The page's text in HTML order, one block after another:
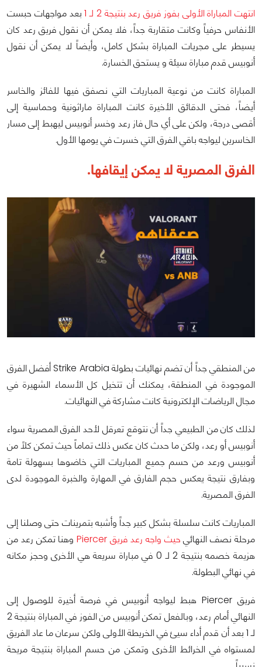
انتهت المباراة الأولى بفوز فريق رعد بنتيجة 2 لـ 1
بعد مواجهات حبست
الأنفاس حرفياً وكانت متقاربة جداً، فلا يمكن أن نقول فريق رعد كان
يسيطر على مجريات المباراة بشكل كامل، وأيضاً لا يمكن أن نقول
أنوبيس قدم مباراة سيئة و يستحق الخسارة.
المباراة كانت من نوعية المباريات التي نصفق فيها للفائز والخاسر
أيضاً، فحتى الدقائق الأخيرة كانت المباراة ماراثونية وحماسية إلى
أقصى درجة، ولكن على أي حال فاز رعد وخسر أنوبيس ليهبط إلى مسار
الخاسرين ليواجه باقي الفرق التي خسرت في يومها الأول.
الفرق المصرية لا يمكن إيقافها.
من المنطقي جداً أن تضم نهائيات بطولة Strike Arabia أفضل الفرق
الموجودة في المنطقة، يمكنك أن تتخيل كل الأسماء الشهيرة في
مجال الرياضات الإلكترونية كانت مشاركة في النهائيات.
لذلك كان من الطبيعي جداً أن نتوقع تعرقل لأحد الفرق المصرية سواء
أنوبيس أو رعد، ولكن ما حدث كان عكس ذلك تماماً حيث تمكن كلاً من
أنوبيس ورعد من حسم جميع المباريات التي خاضوها بسهولة تامة
وبفارق نتيجة يعكس حجم الفارق في المهارة والخبرة الموجودة لدى
الفرق المصرية.
المباريات كانت سلسلة بشكل كبير جداً وأشبه بتمرينات حتى وصلنا إلى
مرحلة نصف النهائي حيث واجه رعد فريق Piercer
وهنا تمكن رعد من
هزيمة خصمه بنتيجة 2 لـ 0 في مباراة سريعة هي الأخرى وحجز مكانه
في نهائي البطولة.
فريق Piercer هبط ليواجه أنوبيس في فرصة أخيرة للوصول إلى
النهائي أمام رعد، وبالفعل تمكن أنوبيس من الفوز في المباراة بنتيجة 2
لـ 1 بعد أن قدم أداء سيئ في الخريطة الأولى ولكن سرعان ما عاد الفريق
لمستواه في الخرائط الأخرى وتمكن من حسم المباراة بنتيجة مريحة